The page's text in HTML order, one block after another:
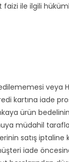
ile ilgili
veya
kartına iade
ürün
müdahil
satış
iade